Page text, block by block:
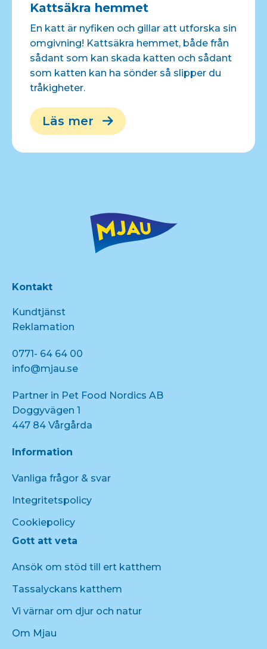
Kattsäkra hemmet
En katt är nyfiken och gillar att utforska sin
omgivning! Kattsäkra hemmet, både från
sådant som kan skada katten och sådant
som katten kan ha sönder så slipper du
tråkigheter.
Läs mer
Kontakt
Kundtjänst
Reklamation
0771- 64 64 00
info@mjau.se
Partner in Pet Food Nordics AB
Doggyvägen 1
447 84 Vårgårda
Information
Vanliga frågor & svar
Integritetspolicy
Cookiepolicy
Gott att veta
Ansök om stöd till ert katthem
Tassalyckans katthem
Vi värnar om djur och natur
Om Mjau